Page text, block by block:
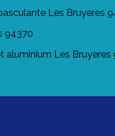
Les Bruyeres
94370
aluminium Les Bruyeres